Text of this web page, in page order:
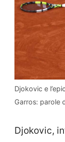
Djokovic e
Garros: parole
Djokovic,